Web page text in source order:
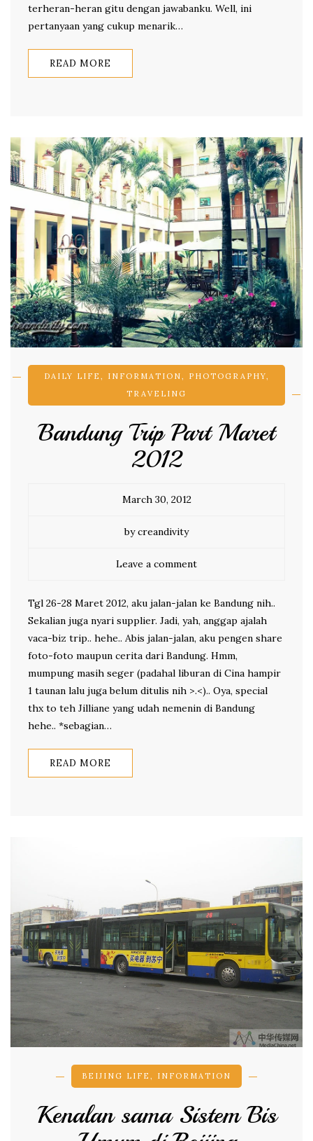
terheran-heran gitu dengan jawabanku. Well, ini
pertanyaan yang cukup menarik…
READ MORE
DAILY LIFE , INFORMATION, PHOTOGRAPHY,
TRAVELING
Bandung Trip Part Maret
2012
March 30, 2012
by creandivity
Leave a comment
Tgl 26-28 Maret 2012, aku jalan-jalan ke Bandung nih..
Sekalian juga nyari supplier. Jadi, yah, anggap ajalah
vaca-biz trip.. hehe.. Abis jalan-jalan, aku pengen share
foto-foto maupun cerita dari Bandung. Hmm,
mumpung masih seger (padahal liburan di Cina hampir
1 taunan lalu juga belum ditulis nih >.<).. Oya, special
thx to teh Jilliane yang udah nemenin di Bandung
hehe.. *sebagian…
READ MORE
BEIJING LIFE , INFORMATION
Kenalan sama Sistem Bis